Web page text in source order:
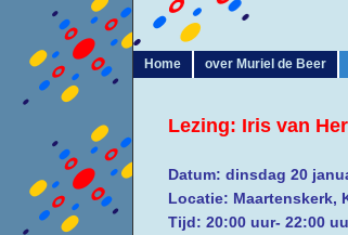
Home over Muriel de Beer
Lezing: Iris van
Datum: dinsdag 20
Locatie: Maartenskerk,
Tijd: 20:00 uur- 22:00